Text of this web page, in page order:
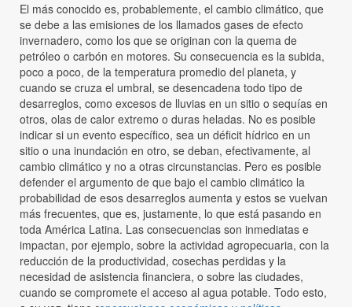
El más conocido es, probablemente, el cambio climático, que
se debe a las emisiones de los llamados gases de efecto
invernadero, como los que se originan con la quema de
petróleo o carbón en motores. Su consecuencia es la subida,
poco a poco, de la temperatura promedio del planeta, y
cuando se cruza el umbral, se desencadena todo tipo de
desarreglos, como excesos de lluvias en un sitio o sequías en
otros, olas de calor extremo o duras heladas. No es posible
indicar si un evento específico, sea un déficit hídrico en un
sitio o una inundación en otro, se deban, efectivamente, al
cambio climático y no a otras circunstancias. Pero es posible
defender el argumento de que bajo el cambio climático la
probabilidad de esos desarreglos aumenta y estos se vuelvan
más frecuentes, que es, justamente, lo que está pasando en
toda América Latina. Las consecuencias son inmediatas e
impactan, por ejemplo, sobre la actividad agropecuaria, con la
reducción de la productividad, cosechas perdidas y la
necesidad de asistencia financiera, o sobre las ciudades,
cuando se compromete el acceso al agua potable. Todo esto,